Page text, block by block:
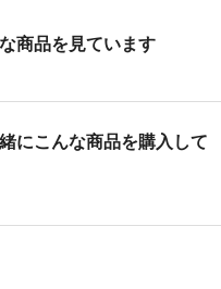
商品を見ています
にこんな商品を購入して